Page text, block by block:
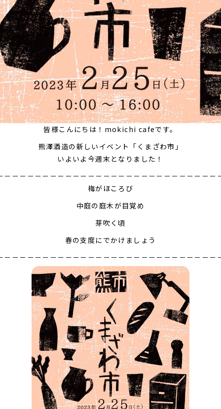
皆様こんにちは！mokichi cafeです。
熊澤酒造の新しいイベント「くまざわ市」
いよいよ今週末となりました！
－－－－－－－－－－－－－－－－－－－－－－－－－－－－
梅がほころび
中庭の庭木が目覚め
芽吹く頃
春の支度にでかけましょう
－－－－－－－－－－－－－－－－－－－－－－－－－－－－